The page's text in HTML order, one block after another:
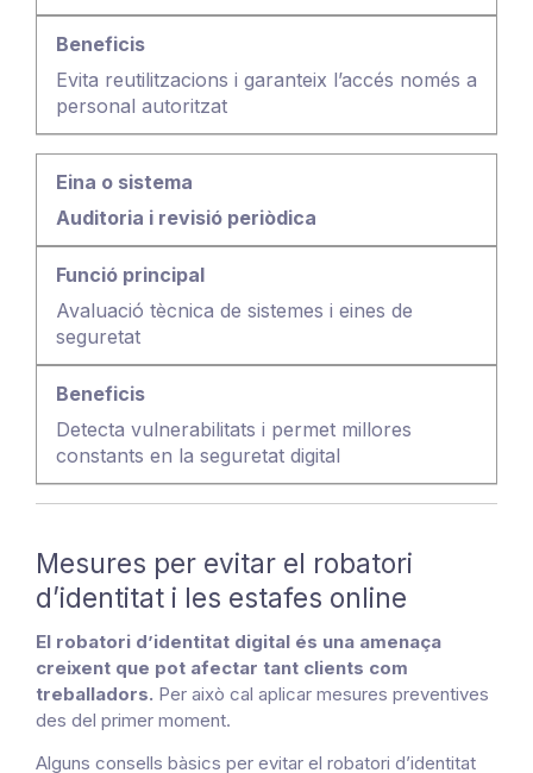
Evita reutilitzacions i garanteix l’accés només a
personal autoritzat
Auditoria i revisió periòdica
Avaluació tècnica de sistemes i eines de
seguretat
Detecta vulnerabilitats i permet millores
constants en la seguretat digital
Mesures per evitar el robatori
d’identitat i les estafes online
El robatori d’identitat digital és una amenaça
creixent que pot afectar tant clients com
treballadors. Per això cal aplicar mesures preventives
des del primer moment.
Alguns consells bàsics per evitar el robatori d’identitat